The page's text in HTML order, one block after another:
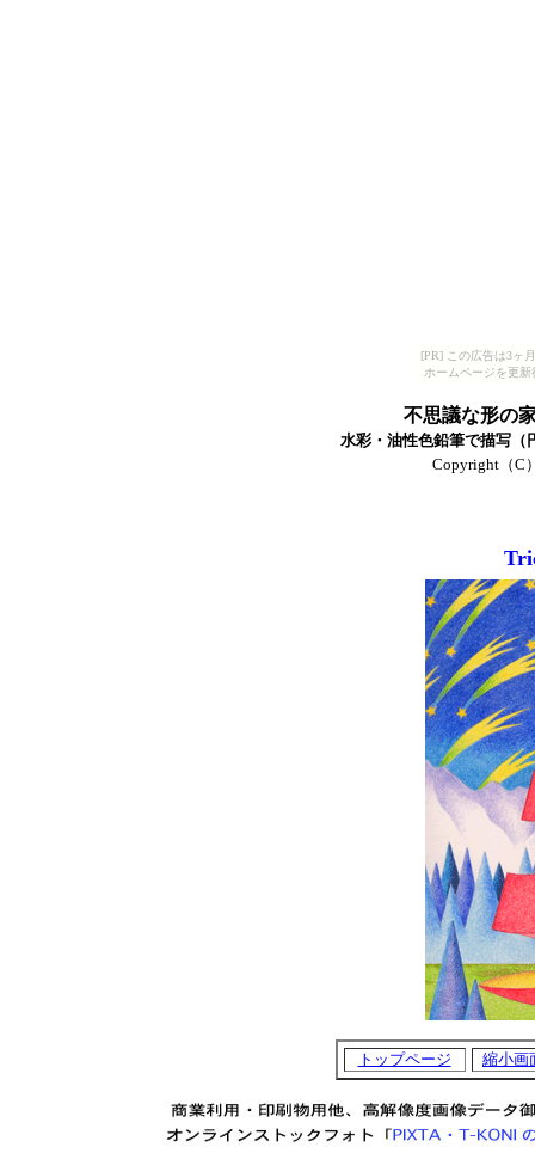
[PR] この広告は3ヶ
ホームページを更
不思議な形の
水彩・油性色鉛筆で描写（
Copyright（C
トップページ 縮小画